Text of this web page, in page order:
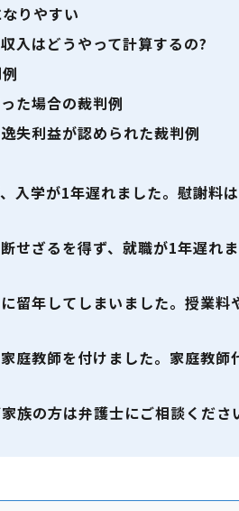
りやすい
入はどうやって計算するの?
た場合の裁判例
失利益が認められた裁判例
入学が1年遅れました。慰謝料
せざるを得ず、就職が1年遅れ
留年してしまいました。授業料
庭教師を付けました。家庭教師
族の方は弁護士にご相談くださ